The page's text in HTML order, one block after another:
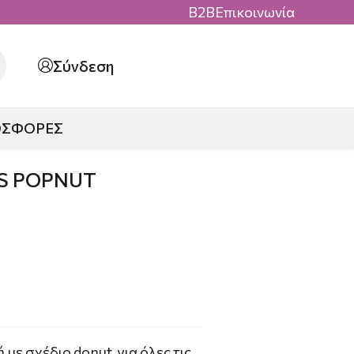
B2BΕπικοινωνία
Σύνδεση
POPNUT